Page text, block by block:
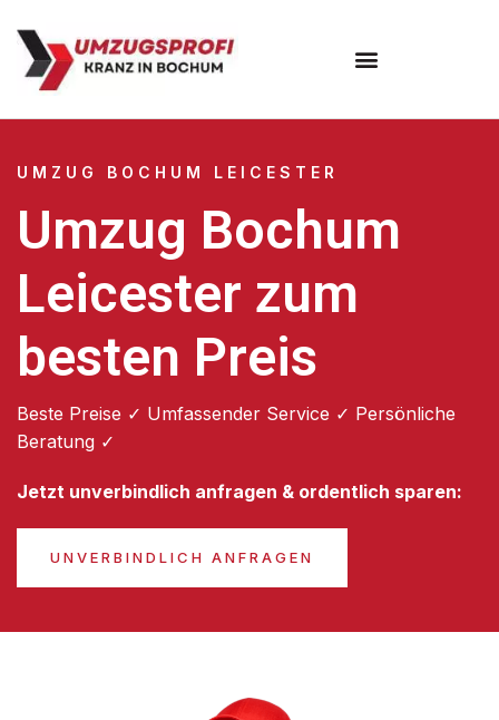
UMZUG BOCHUM LEICESTER
Umzug Bochum
Leicester zum
besten Preis
Beste Preise ✓ Umfassender Service ✓ Persönliche
Beratung ✓
Jetzt unverbindlich anfragen & ordentlich sparen:
UNVERBINDLICH ANFRAGEN